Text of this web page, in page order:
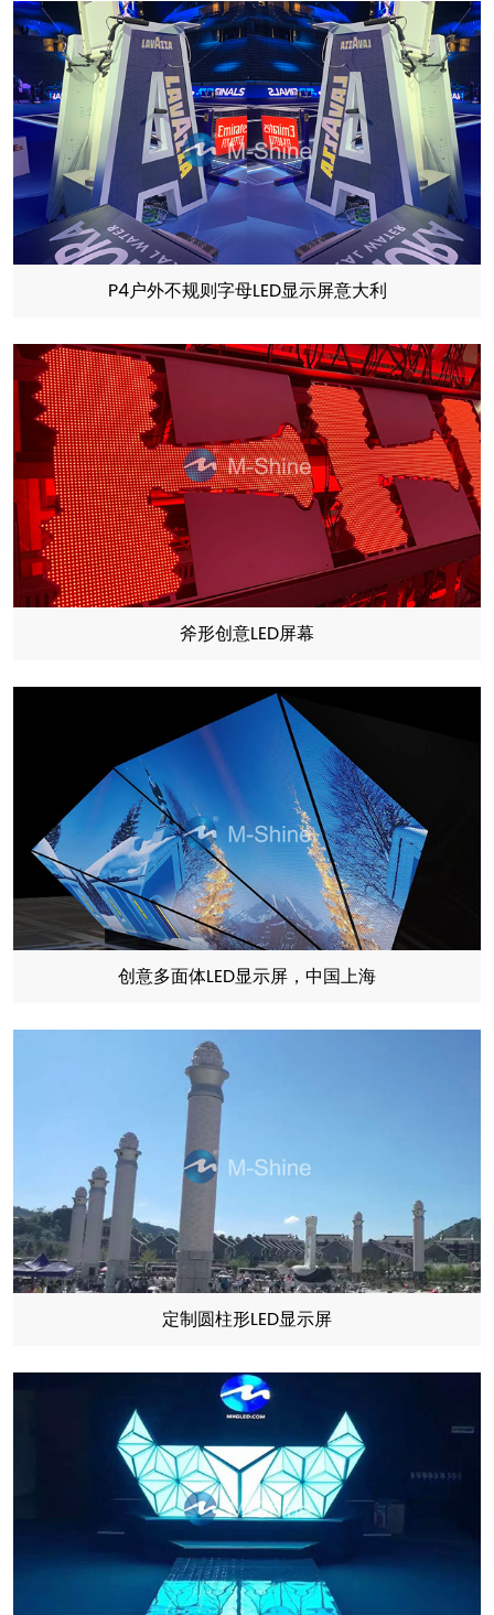
P4户外不规则字母LED显示屏意大利
斧形创意LED屏幕
创意多面体LED显示屏，中国上海
定制圆柱形LED显示屏